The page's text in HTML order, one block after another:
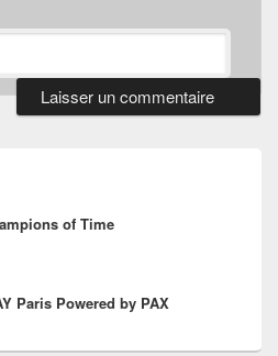
of Time
Paris Powered by PAX